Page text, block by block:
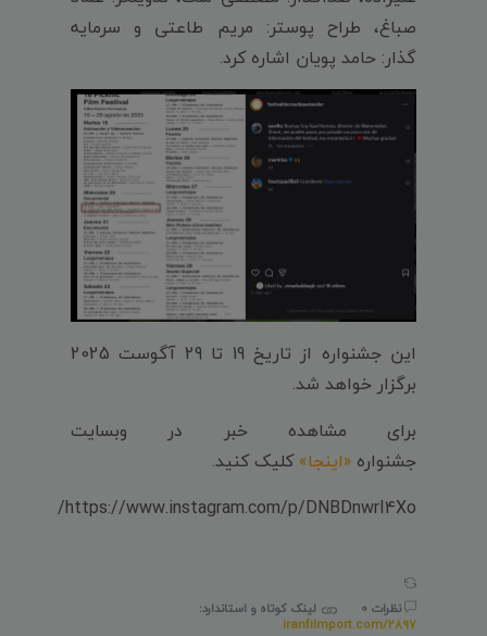
صباغ، طراح پوستر: مریم طاعتی و سرمایه
گذار: حامد پویان اشاره کرد.
این جشنواره از تاریخ 19 تا 29 آگوست 2025
برگزار خواهد شد.
برای مشاهده خبر در وبسایت
جشنواره «اینجا»کلیک کنید.
https://www.instagram.com/p/DNBDnwrI4Xo/
نظرات 0
لینک کوتاه و استاندارد:
iranfilmport.com/2897